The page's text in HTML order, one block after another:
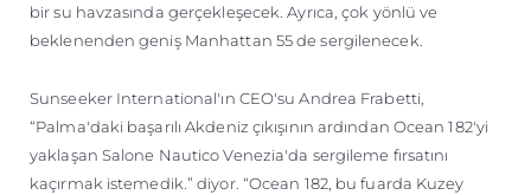
bir su havzasında gerçekleşecek. Ayrıca, çok yönlü ve
beklenenden geniş Manhattan 55 de sergilenecek.
Sunseeker International'ın CEO'su Andrea Frabetti,
“Palma'daki başarılı Akdeniz çıkışının ardından Ocean 182'yi
yaklaşan Salone Nautico Venezia'da sergileme fırsatını
kaçırmak istemedik.” diyor. “Ocean 182, bu fuarda Kuzey